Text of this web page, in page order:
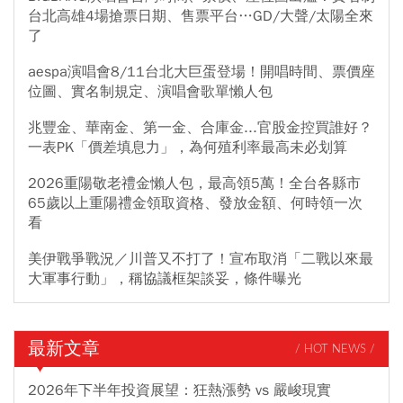
台北高雄4場搶票日期、售票平台…GD/大聲/太陽全來
了
aespa演唱會8/11台北大巨蛋登場！開唱時間、票價座
位圖、實名制規定、演唱會歌單懶人包
兆豐金、華南金、第一金、合庫金...官股金控買誰好？
一表PK「價差填息力」，為何殖利率最高未必划算
2026重陽敬老禮金懶人包，最高領5萬！全台各縣市
65歲以上重陽禮金領取資格、發放金額、何時領一次
看
美伊戰爭戰況／川普又不打了！宣布取消「二戰以來最
大軍事行動」，稱協議框架談妥，條件曝光
最新文章 / HOT NEWS /
2026年下半年投資展望：狂熱漲勢 vs 嚴峻現實